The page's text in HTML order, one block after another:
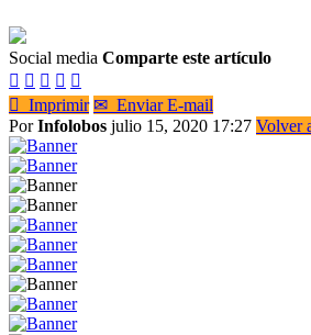
Social media Comparte este artículo
    
 Imprimir ✉ Enviar E-mail
PorInfolobos julio 15, 2020 17:27 Volver